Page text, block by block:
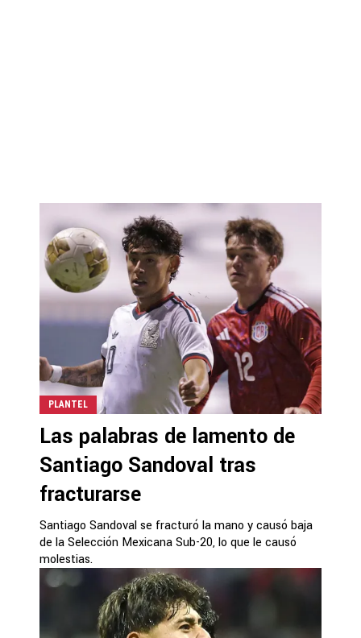
PLANTEL
Las palabras de lamento de
Santiago Sandoval tras
fracturarse
Santiago Sandoval se fracturó la mano y causó baja
de la Selección Mexicana Sub-20, lo que le causó
molestias.